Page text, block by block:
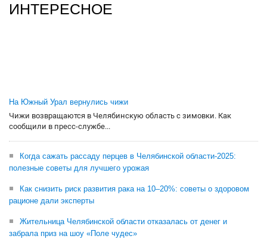
ИНТЕРЕСНОЕ
На Южный Урал вернулись чижи
Чижи возвращаются в Челябинскую область с зимовки. Как
сообщили в пресс-службе...
Когда сажать рассаду перцев в Челябинской области-2025:
полезные советы для лучшего урожая
Как снизить риск развития рака на 10–20%: советы о здоровом
рационе дали эксперты
Жительница Челябинской области отказалась от денег и
забрала приз на шоу «Поле чудес»